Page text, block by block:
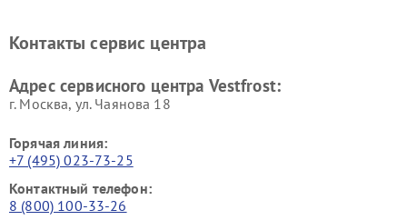
Vestfrost
Контакты сервис центра
Адрес сервисного центра Vestfrost:
г. Москва, ул. Чаянова 18
Горячая линия:
+7 (495) 023-73-25
Контактный телефон:
8 (800) 100-33-26